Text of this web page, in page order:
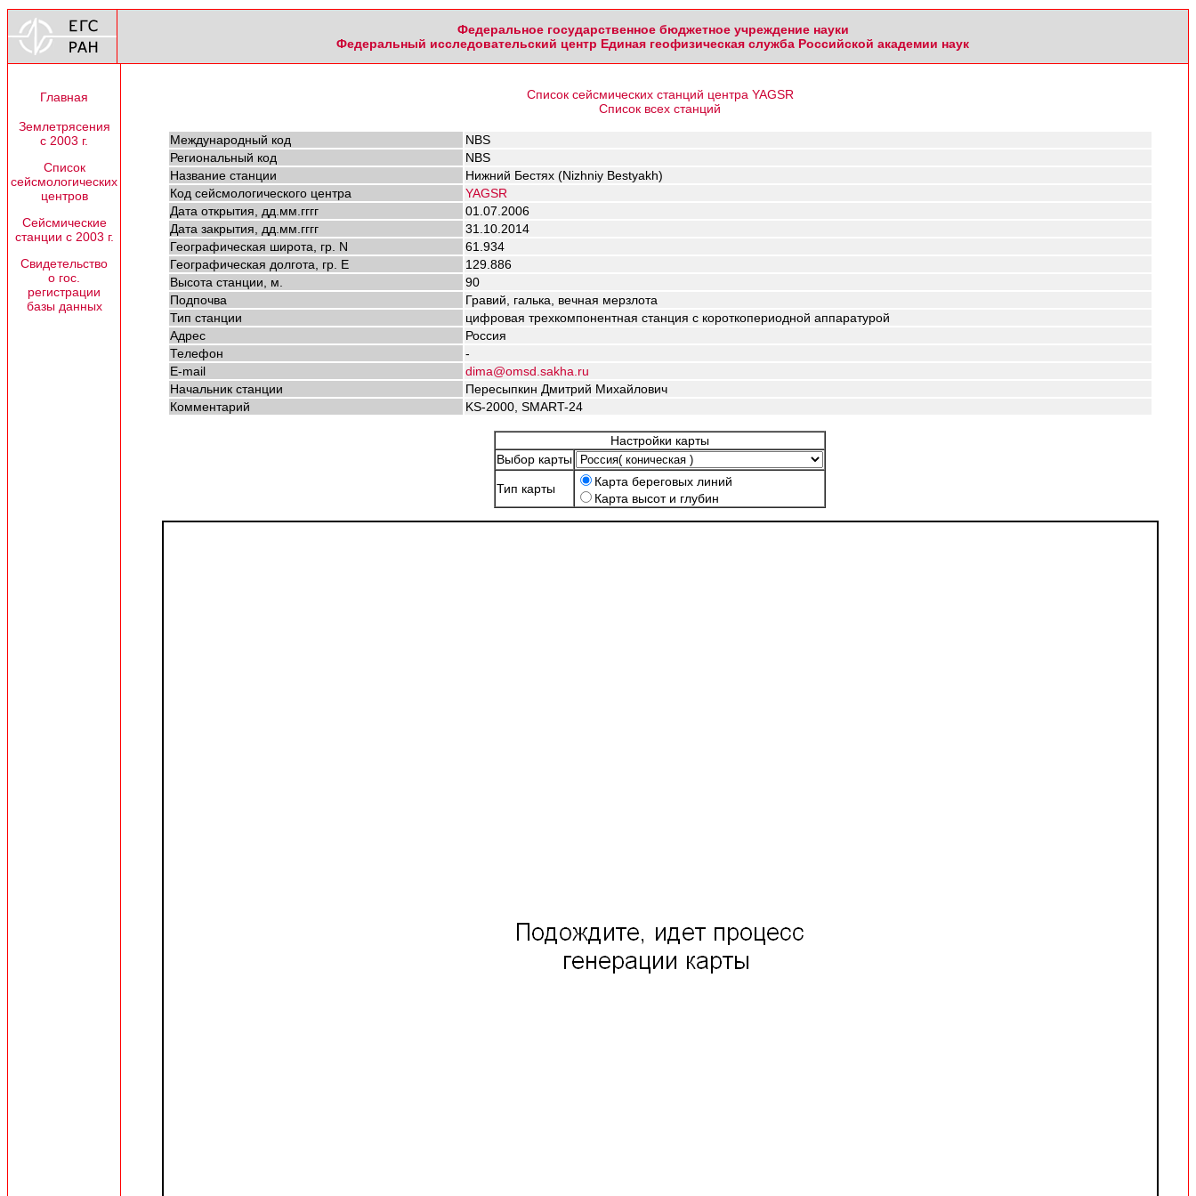
Федеральное государственное бюджетное учреждение науки
Федеральный исследовательский центр Единая геофизическая служба Российской академии наук
Главная
Землетрясения
с 2003 г.
Список
сейсмологических
центров
Сейсмические
станции с 2003 г.
Свидетельство
о гос.
регистрации
базы данных
Список сейсмических станций центра YAGSR
Список всех станций
Международный код
NBS
Региональный код
NBS
Название станции
Нижний Бестях (Nizhniy Bestyakh)
Код сейсмологического центра
YAGSR
Дата открытия, дд.мм.гггг
01.07.2006
Дата закрытия, дд.мм.гггг
31.10.2014
Географическая широта, гр. N
61.934
Географическая долгота, гр. E
129.886
Высота станции, м.
90
Подпочва
Гравий, галька, вечная мерзлота
Тип станции
цифровая трехкомпонентная станция с короткопериодной аппаратурой
Адрес
Россия
Телефон
-
E-mail
dima@omsd.sakha.ru
Начальник станции
Пересыпкин Дмитрий Михайлович
Комментарий
KS-2000, SMART-24
Настройки карты
Выбор карты
Тип карты
Карта береговых линий
Карта высот и глубин